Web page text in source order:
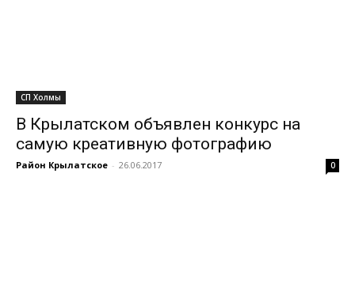
СП Холмы
В Крылатском объявлен конкурс на
самую креативную фотографию
Район Крылатское - 26.06.2017 0